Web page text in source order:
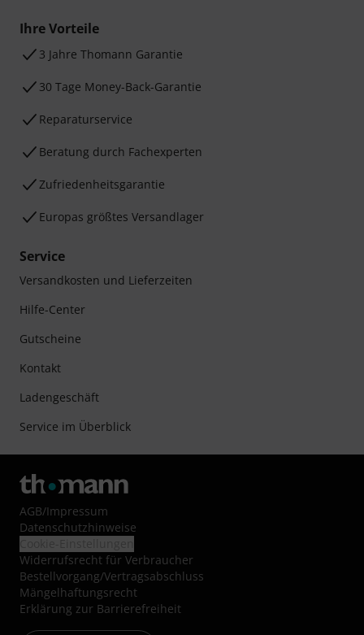
Ihre Vorteile
3 Jahre Thomann Garantie
30 Tage Money-Back-Garantie
Reparaturservice
Beratung durch Fachexperten
Zufriedenheitsgarantie
Europas größtes Versandlager
Service
Versandkosten und Lieferzeiten
Hilfe-Center
Gutscheine
Kontakt
Ladengeschäft
Service im Überblick
AGB/Impressum
Datenschutzhinweise
Widerrufsrecht für Verbraucher
Bestellvorgang/Vertragsabschluss
Mängelhaftungsrecht
Erklärung zur Barrierefreiheit